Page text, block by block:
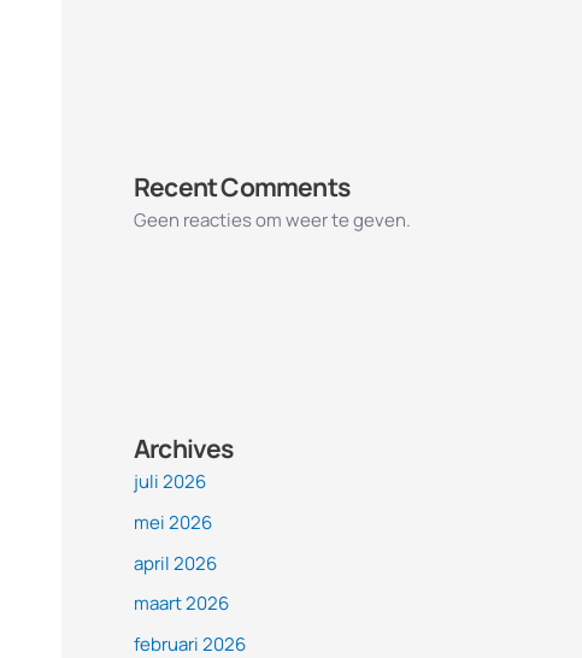
Recent Comments
Geen reacties om weer te geven.
Archives
juli 2026
mei 2026
april 2026
maart 2026
februari 2026